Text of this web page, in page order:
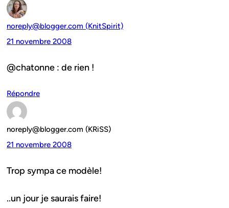
noreply@blogger.com (KnitSpirit)
21 novembre 2008
@chatonne : de rien !
Répondre
noreply@blogger.com (KRiSS)
21 novembre 2008
Trop sympa ce modèle!
..un jour je saurais faire!